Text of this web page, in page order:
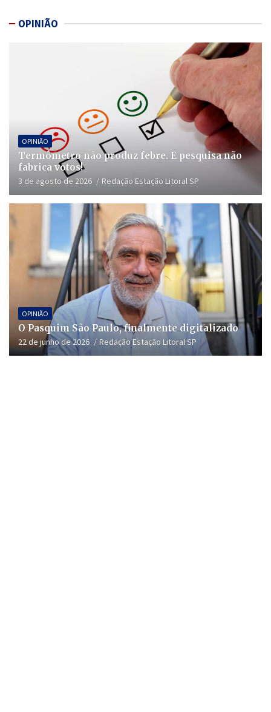
OPINIÃO
OPINIÃO
Termômetro não produz febre. E pesquisa não
fabrica votos!
3 de agosto de 2026 Redação Estação Litoral SP
OPINIÃO
O Pasquim São Paulo, finalmente digitalizado
22 de junho de 2026 Redação Estação Litoral SP